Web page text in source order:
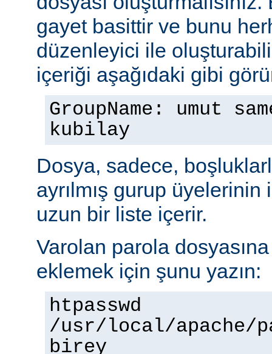
gayet basittir ve bunu
düzenleyici ile
içeriği aşağıdaki gibi
GroupName: umut
kubilay
Dosya, sadece,
ayrılmış gurup
uzun bir liste içerir.
Varolan parola dosyasına
eklemek için şunu yazın:
htpasswd
/usr/local/apache/
birey